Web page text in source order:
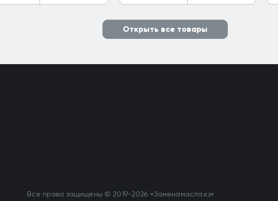
Открыть все товары
Все права защищены © 2019-2026 «Заменамасла.кз»